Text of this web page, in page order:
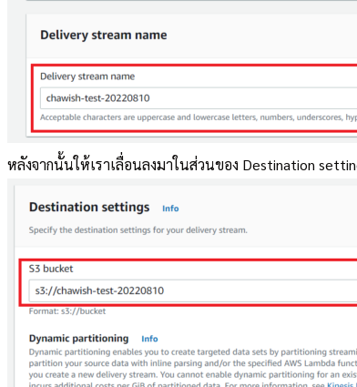
หลังจากนั้นให้เราเลื่อนลงมาในส่วนของ Destination